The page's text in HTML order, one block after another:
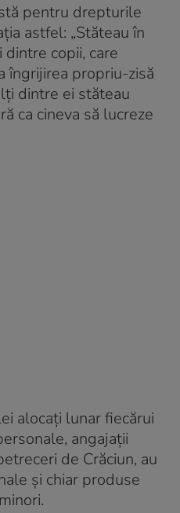
pentru drepturile
astfel: „Stăteau în
copii, care
îngrijirea propriu-zisă
dintre ei stăteau
ca cineva să lucreze
alocați lunar fiecărui
angajații
de Crăciun, au
și chiar produse